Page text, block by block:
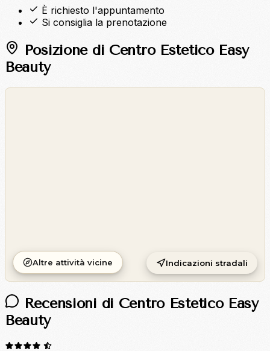
È richiesto l'appuntamento
Si consiglia la prenotazione
Posizione di Centro Estetico Easy
Beauty
Altre attività vicine Indicazioni stradali
Recensioni di Centro Estetico Easy
Beauty